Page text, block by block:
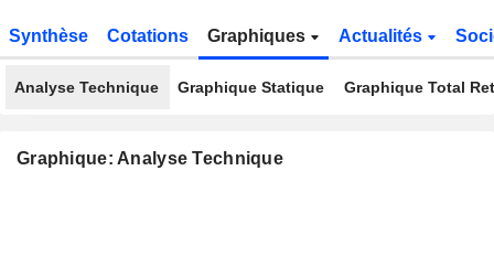
Synthèse Cotations Graphiques Actualités
Analyse Technique Graphique Statique Graphique Total
Graphique: Analyse Technique